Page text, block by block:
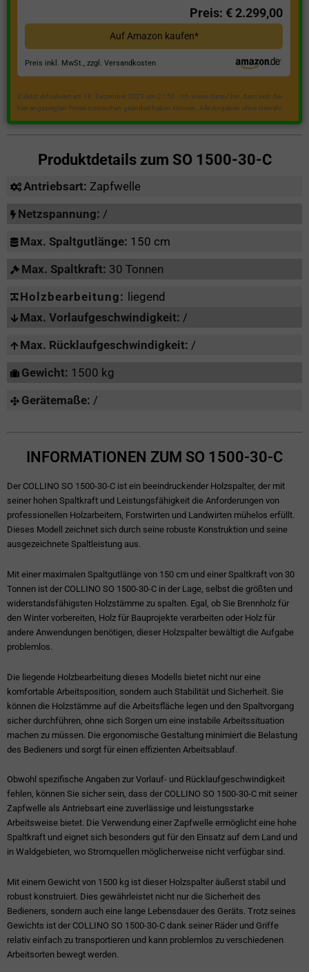
Preis: € 2.299,00
Auf Amazon kaufen*
Preis inkl. MwSt., zzgl. Versandkosten
Zuletzt aktualisiert am 18. Dezember 2023 um 21:50 . Ich weise darauf hin, dass sich die
hier angezeigten Preise inzwischen geändert haben können. Alle Angaben ohne Gewähr.
Produktdetails zum SO 1500-30-C
Antriebsart: Zapfwelle
Netzspannung: /
Max. Spaltgutlänge: 150 cm
Max. Spaltkraft: 30 Tonnen
Holzbearbeitung: liegend
Max. Vorlaufgeschwindigkeit: /
Max. Rücklaufgeschwindigkeit: /
Gewicht: 1500 kg
Gerätemaße: /
INFORMATIONEN ZUM SO 1500-30-C
Der COLLINO SO 1500-30-C ist ein beeindruckender Holzspalter, der mit
seiner hohen Spaltkraft und Leistungsfähigkeit die Anforderungen von
professionellen Holzarbeitern, Forstwirten und Landwirten mühelos erfüllt.
Dieses Modell zeichnet sich durch seine robuste Konstruktion und seine
ausgezeichnete Spaltleistung aus.
Mit einer maximalen Spaltgutlänge von 150 cm und einer Spaltkraft von 30
Tonnen ist der COLLINO SO 1500-30-C in der Lage, selbst die größten und
widerstandsfähigsten Holzstämme zu spalten. Egal, ob Sie Brennholz für
den Winter vorbereiten, Holz für Bauprojekte verarbeiten oder Holz für
andere Anwendungen benötigen, dieser Holzspalter bewältigt die Aufgabe
problemlos.
Die liegende Holzbearbeitung dieses Modells bietet nicht nur eine
komfortable Arbeitsposition, sondern auch Stabilität und Sicherheit. Sie
können die Holzstämme auf die Arbeitsfläche legen und den Spaltvorgang
sicher durchführen, ohne sich Sorgen um eine instabile Arbeitssituation
machen zu müssen. Die ergonomische Gestaltung minimiert die Belastung
des Bedieners und sorgt für einen effizienten Arbeitsablauf.
Obwohl spezifische Angaben zur Vorlauf- und Rücklaufgeschwindigkeit
fehlen, können Sie sicher sein, dass der COLLINO SO 1500-30-C mit seiner
Zapfwelle als Antriebsart eine zuverlässige und leistungsstarke
Arbeitsweise bietet. Die Verwendung einer Zapfwelle ermöglicht eine hohe
Spaltkraft und eignet sich besonders gut für den Einsatz auf dem Land und
in Waldgebieten, wo Stromquellen möglicherweise nicht verfügbar sind.
Mit einem Gewicht von 1500 kg ist dieser Holzspalter äußerst stabil und
robust konstruiert. Dies gewährleistet nicht nur die Sicherheit des
Bedieners, sondern auch eine lange Lebensdauer des Geräts. Trotz seines
Gewichts ist der COLLINO SO 1500-30-C dank seiner Räder und Griffe
relativ einfach zu transportieren und kann problemlos zu verschiedenen
Arbeitsorten bewegt werden.